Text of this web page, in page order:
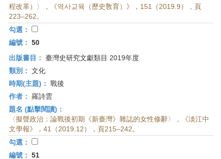
程改革）〉，《역사교육（歷史敎育）》，151（2019.9），頁
223–262。
勾選：
編號： 50
出版書目： 臺灣史研究文獻類目 2019年度
類別： 文化
時期(主題)： 戰後
作者： 羅詩雲
題名 (點擊閱讀)：
〈擬聲政治：論戰後初期《新臺灣》雜誌的女性修辭〉，《淡江中
文學報》，41（2019.12），頁215–242。
勾選：
編號： 51